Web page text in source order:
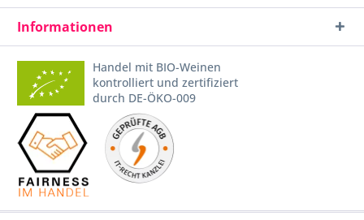
Informationen
Handel mit BIO-Weinen
kontrolliert und zertifiziert
durch DE-ÖKO-009